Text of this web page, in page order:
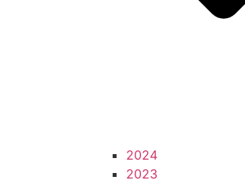
2024
2023